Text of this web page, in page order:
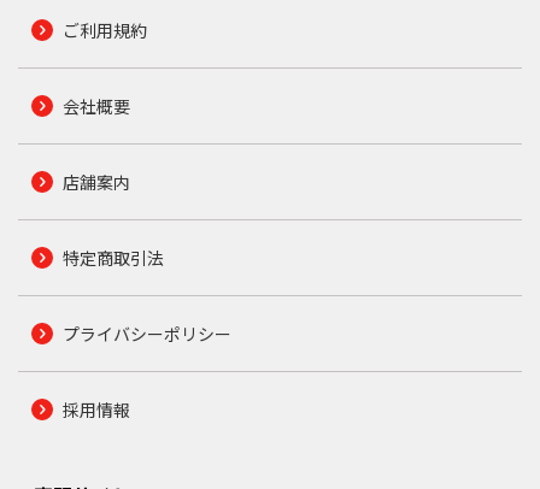
ご利用規約
会社概要
店舗案内
特定商取引法
プライバシーポリシー
採用情報